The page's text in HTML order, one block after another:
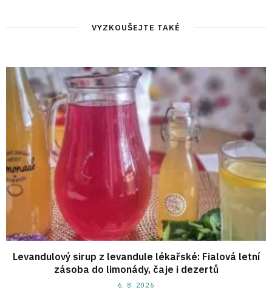
VYZKOUŠEJTE TAKÉ
Levandulový sirup z levandule lékařské: Fialová letní
zásoba do limonády, čaje i dezertů
6. 8. 2026